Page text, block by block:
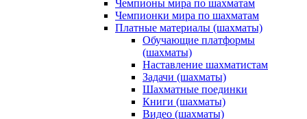
Чемпионы мира по шахматам
Чемпионки мира по шахматам
Платные материалы (шахматы)
Обучающие платформы
(шахматы)
Наставление шахматистам
Задачи (шахматы)
Шахматные поединки
Книги (шахматы)
Видео (шахматы)